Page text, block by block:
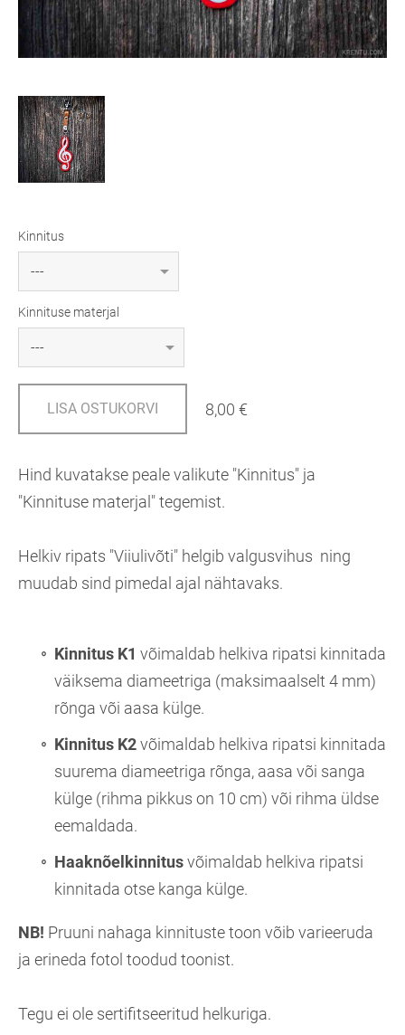
Kinnitus
Kinnituse materjal
LISA OSTUKORVI 8,00 €
Hind kuvatakse peale valikute "Kinnitus" ja
"Kinnituse materjal" tegemist.
Helkiv ripats "Viiulivõti" helgib valgusvihus ning
muudab sind pimedal ajal nähtavaks.
Kinnitus K1 võimaldab helkiva ripatsi kinnitada
väiksema diameetriga (maksimaalselt 4 mm)
rõnga või aasa külge.
Kinnitus K2võimaldab helkiva ripatsi kinnitada
suurema diameetriga rõnga, aasa või sanga
külge (rihma pikkus on 10 cm) või rihma üldse
eemaldada.
Haaknõelkinnitusvõimaldab helkiva ripatsi
kinnitada otse kanga külge.
NB! Pruuni nahaga kinnituste toon võib varieeruda
ja erineda fotol toodud toonist.
Tegu ei ole sertifitseeritud helkuriga.